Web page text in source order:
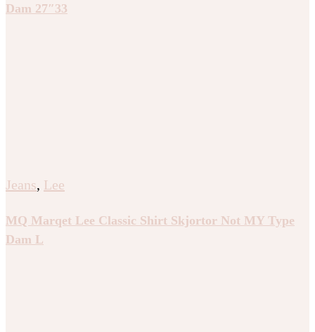
Dam 27″33
Jeans, Lee
MQ Marqet Lee Classic Shirt Skjortor Not MY Type
Dam L